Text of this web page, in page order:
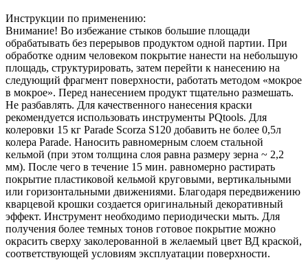
Инструкции по применению:
Внимание! Во избежание стыков большие площади
обрабатывать без перерывов продуктом одной партии. При
обработке одним человеком покрытие нанести на небольшую
площадь, структурировать, затем перейти к нанесению на
следующий фрагмент поверхности, работать методом «мокрое
в мокрое». Перед нанесением продукт тщательно размешать.
Не разбавлять. Для качественного нанесения краски
рекомендуется использовать инструменты PQtools. Для
колеровки 15 кг Parade Scorza S120 добавить не более 0,5л
колера Parade. Наносить равномерным слоем стальной
кельмой (при этом толщина слоя равна размеру зерна ~ 2,2
мм). После чего в течение 15 мин. равномерно растирать
покрытие пластиковой кельмой круговыми, вертикальными
или горизонтальными движениями. Благодаря передвижению
кварцевой крошки создается оригинальный декоративный
эффект. Инструмент необходимо периодически мыть. Для
получения более темных тонов готовое покрытие можно
окрасить сверху заколерованной в желаемый цвет ВД краской,
соответствующей условиям эксплуатации поверхности.